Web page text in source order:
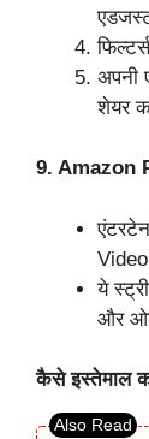
अपनी
शेयर
9. Amazon
ये
और
कैसे इस्तेमाल